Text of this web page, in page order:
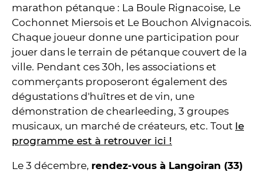
marathon pétanque : La Boule Rignacoise, Le
Cochonnet Miersois et Le Bouchon Alvignacois.
Chaque joueur donne une participation pour
jouer dans le terrain de pétanque couvert de la
ville. Pendant ces 30h, les associations et
commerçants proposeront également des
dégustations d'huîtres et de vin, une
démonstration de chearleeding, 3 groupes
musicaux, un marché de créateurs, etc. Tout le
programme est à retrouver ici !
Le 3 décembre, rendez-vous à Langoiran (33)